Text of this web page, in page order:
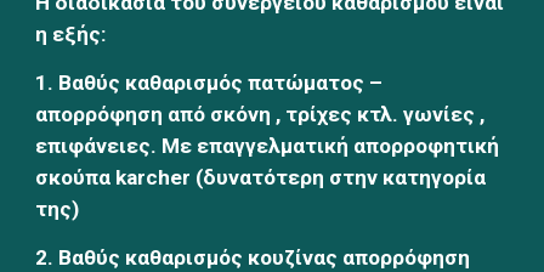
η εξής:
1. Βαθύς καθαρισμός πατώματος –
απορρόφηση από σκόνη , τρίχες κτλ. γωνίες ,
επιφάνειες. Με επαγγελματική απορροφητική
σκούπα karcher (δυνατότερη στην κατηγορία
της)
2. Βαθύς καθαρισμός κουζίνας απορρόφηση